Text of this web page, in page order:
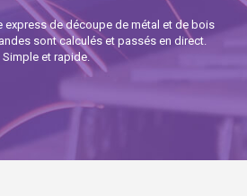
express de découpe de métal et de bois
sont calculés et passés en direct.
Simple et rapide.